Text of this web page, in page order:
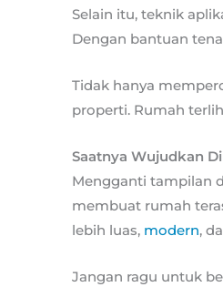
Selain itu, teknik
Dengan bantuan
Tidak hanya
properti. Rumah
Saatnya Wujudkan
Mengganti tampilan
membuat rumah
lebih luas, modern,
Jangan ragu untuk